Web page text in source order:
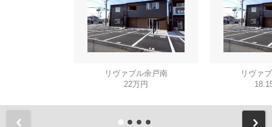
リヴァブル余戸南
22万円
リヴァ